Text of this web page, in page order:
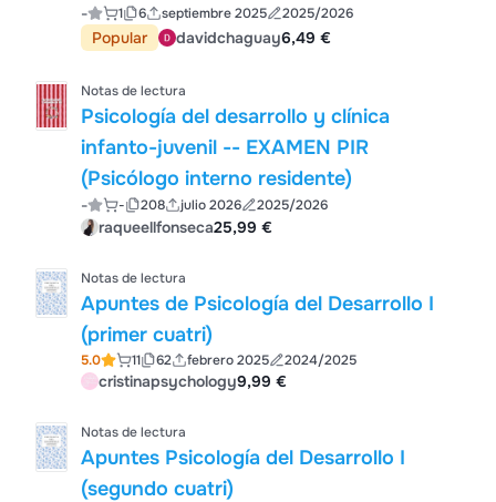
- 1 6 septiembre 2025 2025/2026
Popular davidchaguay6,49 €
Notas de lectura
Psicología del desarrollo y clínica
infanto-juvenil -- EXAMEN PIR
(Psicólogo interno residente)
- - 208 julio 2026 2025/2026
raqueellfonseca25,99 €
Notas de lectura
Apuntes de Psicología del Desarrollo I
(primer cuatri)
5.0 11 62 febrero 2025 2024/2025
cristinapsychology9,99 €
Notas de lectura
Apuntes Psicología del Desarrollo I
(segundo cuatri)